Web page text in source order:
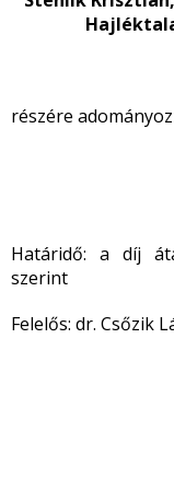
részére
Határidő: a díj
szerint
Felelős: dr. Csőzik